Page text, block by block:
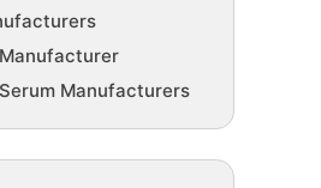
Manufacturers